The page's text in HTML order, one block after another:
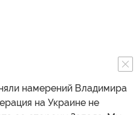
намерений Владимира
на Украине не